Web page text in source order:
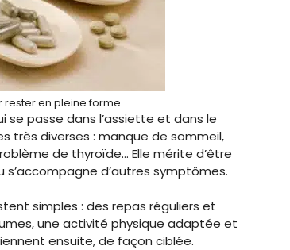
en pleine forme
se passe dans l’assiette et dans le
très diverses : manque de sommeil,
de thyroïde… Elle mérite d’être
s’accompagne d’autres symptômes.
simples : des repas réguliers et
une activité physique adaptée et
ensuite, de façon ciblée.